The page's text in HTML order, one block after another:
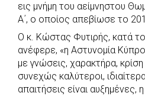
εις μνήμη του αείμνηστου
Α΄, ο οποίος απεβίωσε το
Ο κ. Κώστας Φυτιρής, κατά
ανέφερε, «η Αστυνομία
με γνώσεις, χαρακτήρα, κρίση
συνεχώς καλύτεροι,
απαιτήσεις είναι αυξημένες,